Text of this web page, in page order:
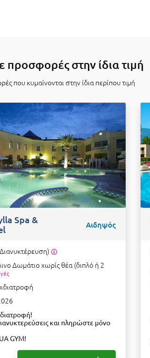
προσφορές στην ίδια τιμή
που κυμαίνονται στην ίδια περίπου τιμή
Spa &
Αιδηψός
Δωμάτιο χωρίς θέα (διπλό ή 2
και πληρώστε μόνο
GYM!